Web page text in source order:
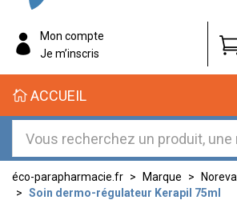
éco-
parapharmacie.fr
éco-
parapharmacie.fr
Mon compte
Je m’inscris
ACCUEIL
éco-parapharmacie.fr Marque
Noreva
Soin dermo-régulateur Kerapil 75ml